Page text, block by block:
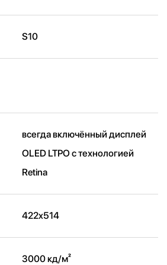
S10
всегда включённый дисплей
OLED LTPO с технологией
Retina
422x514
3000 кд/ м²